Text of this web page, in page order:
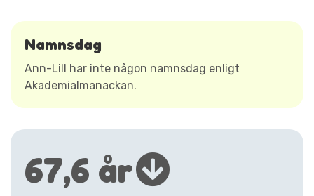
Namnsdag
Ann-Lill har inte någon namnsdag enligt
Akademialmanackan.
67,6 år